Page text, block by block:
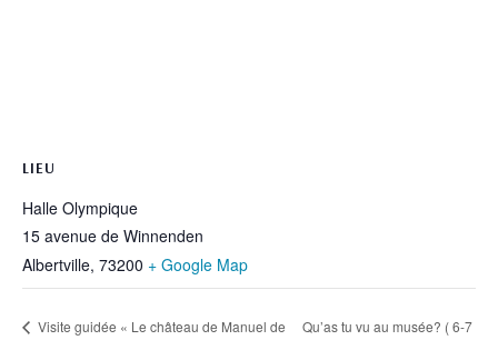
LIEU
Halle Olympique
15 avenue de Winnenden
Albertville, 73200 + Google Map
Visite guidée « Le château de Manuel de Qu’as tu vu au musée? ( 6-7